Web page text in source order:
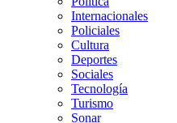
Internacionales
Policiales
Cultura
Deportes
Sociales
Tecnología
Turismo
Sonar